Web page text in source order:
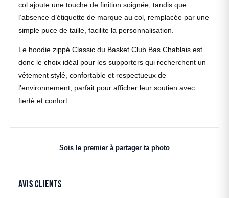
col ajoute une touche de finition soignée, tandis que
l’absence d’étiquette de marque au col, remplacée par une
simple puce de taille, facilite la personnalisation.
Le hoodie zippé Classic du Basket Club Bas Chablais est
donc le choix idéal pour les supporters qui recherchent un
vêtement stylé, confortable et respectueux de
l’environnement, parfait pour afficher leur soutien avec
fierté et confort.
Sois le premier à partager ta photo
Avis clients